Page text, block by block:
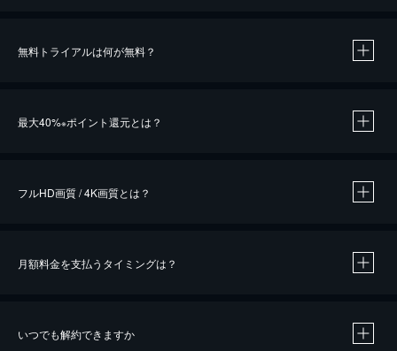
無料トライアルは何が無料？
最大40%※ポイント還元とは？
※40％ポイント還元の対象は、クレジットカード決済による作品の購入 / レンタルです。
フルHD画質 / 4K画質とは？
月額料金を支払うタイミングは？
いつでも解約できますか